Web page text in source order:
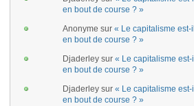
en bout de course ? »
Anonyme sur « Le capitalisme est-il
en bout de course ? »
Djaderley sur « Le capitalisme est-il
en bout de course ? »
Djaderley sur « Le capitalisme est-il
en bout de course ? »